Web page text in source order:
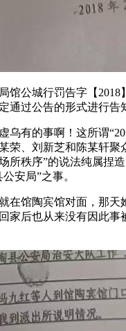
公城行罚告字【2018
通过公告的形式进行告
有的事啊！这所谓
荣、刘新芝和陈某轩
所秩序”的说法纯属捏
安局”之事。
在馆陶宾馆对面，那天
家后也从来没有因此事